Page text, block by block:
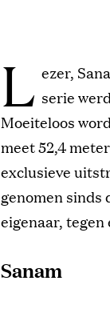
L ezer,
serie
Moeiteloos
meet 52,4
exclusieve
genomen sinds
eigenaar,
Sanam